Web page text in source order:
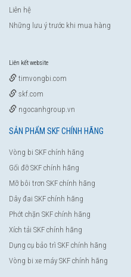
Liên hệ
Những lưu ý trước khi mua hàng
Liên kết website
timvongbi.com
skf.com
ngocanhgroup.vn
SẢN PHẨM SKF CHÍNH HÃNG
Vòng bi SKF chính hãng
Gối đỡ SKF chính hãng
Mỡ bôi trơn SKF chính hãng
Dây đai SKF chính hãng
Phớt chặn SKF chính hãng
Xích tải SKF chính hãng
Dụng cụ bảo trì SKF chính hãng
Vòng bi xe máy SKF chính hãng